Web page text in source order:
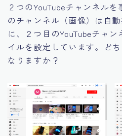
２つのYouTubeチャンネル
のチャンネル（画像）は自
に、２つ目のYouTubeチャ
イルを設定しています。ど
なりますか？